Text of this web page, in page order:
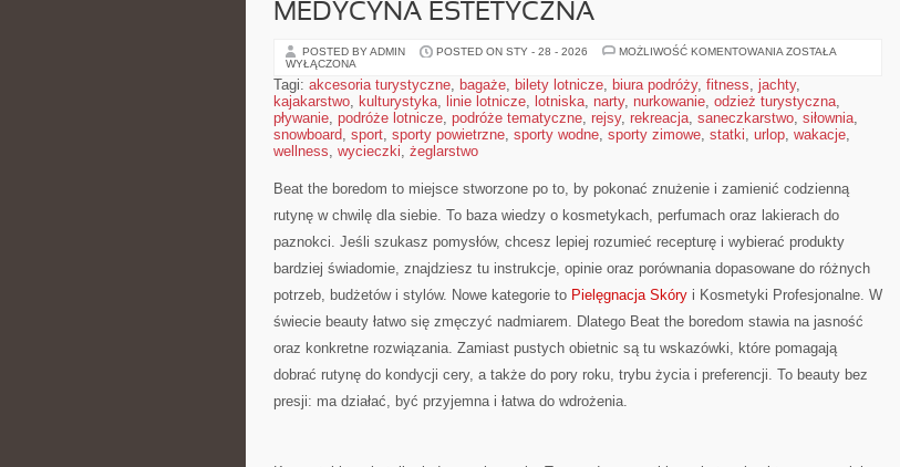
MEDYCYNA ESTETYCZNA
POSTED BY ADMIN POSTED ON STY - 28 - 2026 MOŻLIWOŚĆ KOMENTOWANIA MEDYCYNA
ZOSTAŁA
WYŁĄCZONA
Tagi: akcesoria turystyczne, bagaże, bilety lotnicze, biura podróży, fitness, jachty,
kajakarstwo, kulturystyka, linie lotnicze, lotniska, narty, nurkowanie, odzież turystyczna,
pływanie, podróże lotnicze, podróże tematyczne, rejsy, rekreacja, saneczkarstwo, siłownia,
snowboard, sport, sporty powietrzne, sporty wodne, sporty zimowe, statki, urlop, wakacje,
wellness, wycieczki, żeglarstwo
Beat the boredom to miejsce stworzone po to, by pokonać znużenie i zamienić codzienną
rutynę w chwilę dla siebie. To baza wiedzy o kosmetykach, perfumach oraz lakierach do
paznokci. Jeśli szukasz pomysłów, chcesz lepiej rozumieć recepturę i wybierać produkty
bardziej świadomie, znajdziesz tu instrukcje, opinie oraz porównania dopasowane do różnych
potrzeb, budżetów i stylów. Nowe kategorie to Pielęgnacja Skóry i Kosmetyki Profesjonalne. W
świecie beauty łatwo się zmęczyć nadmiarem. Dlatego Beat the boredom stawia na jasność
oraz konkretne rozwiązania. Zamiast pustych obietnic są tu wskazówki, które pomagają
dobrać rutynę do kondycji cery, a także do pory roku, trybu życia i preferencji. To beauty bez
presji: ma działać, być przyjemna i łatwa do wdrożenia.